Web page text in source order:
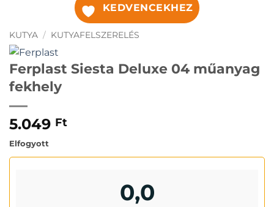
KEDVENCEKHEZ
KUTYA / KUTYAFELSZERELÉS
Ferplast Siesta Deluxe 04 műanyag
fekhely
5.049 Ft
Elfogyott
0,0